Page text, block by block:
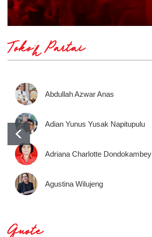
Tokoh Partai
Abdullah Azwar Anas
Adian Yunus Yusak Napitupulu
Adriana Charlotte Dondokambey
Agustina Wilujeng